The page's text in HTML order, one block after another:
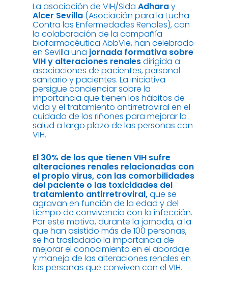
La asociación de VIH/Sida Adharay
Alcer Sevilla (Asociación para la Lucha
Contra las Enfermedades Renales), con
la colaboración de la compañía
biofarmacéutica AbbVie, han celebrado
en Sevilla una jornada formativa sobre
VIH y alteraciones renalesdirigida a
asociaciones de pacientes, personal
sanitario y pacientes. La iniciativa
persigue concienciar sobre la
importancia que tienen los hábitos de
vida y el tratamiento antirretroviral en el
cuidado de los riñones para mejorar la
salud a largo plazo de las personas con
VIH.
El 30% de los que tienen VIH sufre
alteraciones renales relacionadas con
el propio virus, con las comorbilidades
del paciente o las toxicidades del
tratamiento antirretroviral,que se
agravan en función de la edad y del
tiempo de convivencia con la infección.
Por este motivo, durante la jornada, a la
que han asistido más de 100 personas,
se ha trasladado la importancia de
mejorar el conocimiento en el abordaje
y manejo de las alteraciones renales en
las personas que conviven con el VIH.